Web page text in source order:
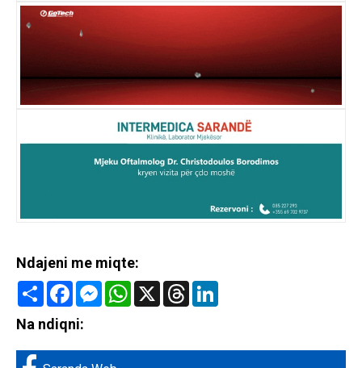
Ndajeni me miqte:
Share FacebookMessenger
WhatsApp
X Threads
Na ndiqni: